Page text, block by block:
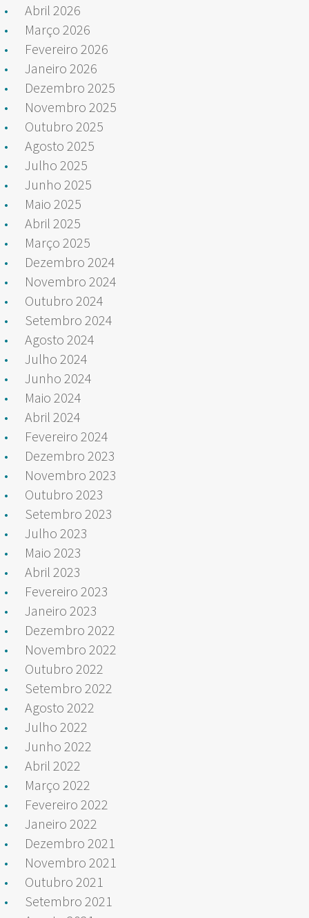
Abril 2026
Março 2026
Fevereiro 2026
Janeiro 2026
Dezembro 2025
Novembro 2025
Outubro 2025
Agosto 2025
Julho 2025
Junho 2025
Maio 2025
Abril 2025
Março 2025
Dezembro 2024
Novembro 2024
Outubro 2024
Setembro 2024
Agosto 2024
Julho 2024
Junho 2024
Maio 2024
Abril 2024
Fevereiro 2024
Dezembro 2023
Novembro 2023
Outubro 2023
Setembro 2023
Julho 2023
Maio 2023
Abril 2023
Fevereiro 2023
Janeiro 2023
Dezembro 2022
Novembro 2022
Outubro 2022
Setembro 2022
Agosto 2022
Julho 2022
Junho 2022
Abril 2022
Março 2022
Fevereiro 2022
Janeiro 2022
Dezembro 2021
Novembro 2021
Outubro 2021
Setembro 2021